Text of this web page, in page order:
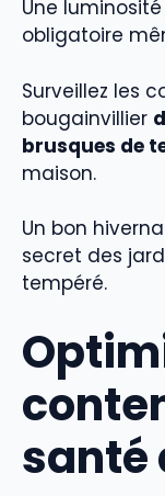
Une
obligatoire
Surveillez les
bougainvillier
brusques de
maison.
Un bon
secret des
tempéré.
santé